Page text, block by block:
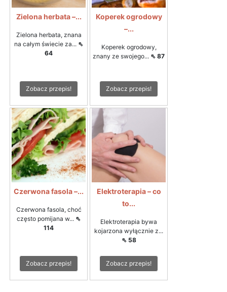
Zielona herbata –...
Zielona herbata, znana
na całym świecie za... ⇖
64
Zobacz przepis!
Koperek ogrodowy
–...
Koperek ogrodowy,
znany ze swojego... ⇖ 87
Zobacz przepis!
Czerwona fasola –...
Czerwona fasola, choć
często pomijana w... ⇖
114
Zobacz przepis!
Elektroterapia – co
to...
Elektroterapia bywa
kojarzona wyłącznie z...
⇖ 58
Zobacz przepis!